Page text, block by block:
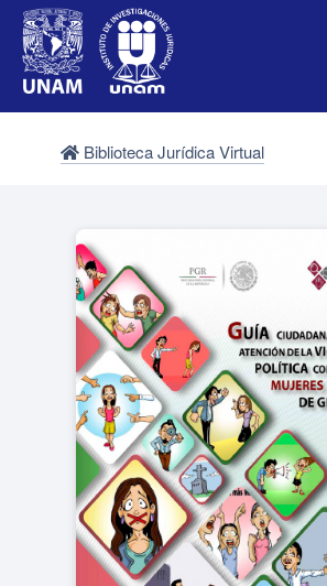
Biblioteca Jurídica Virtual